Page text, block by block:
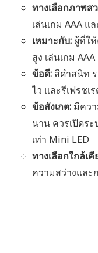
ทางเลือกภาพส
เล่นเกม AAA แ
เหมาะกับ: ผู้ที่ใ
สูง เล่นเกม
ข้อดี: สีดำสนิท
ไว และรีเฟรชเ
ข้อสังเกต: มีคว
นาน ควรเปิดร
เท่า Mini LED
ทางเลือกใกล้เคี
ความสว่างและ